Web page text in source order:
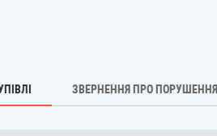
ЗВЕРНЕННЯ ПРО ПОРУШЕННЯ